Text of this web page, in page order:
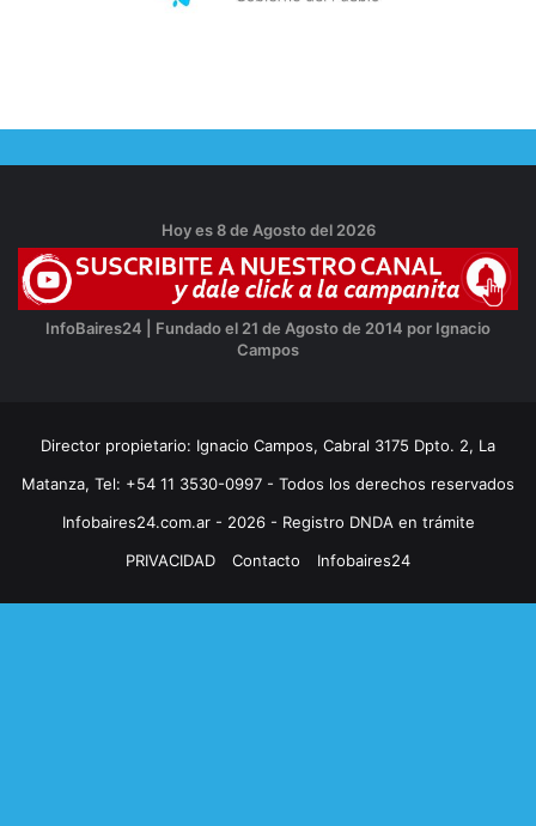
Hoy es 8 de Agosto del 2026
InfoBaires24 | Fundado el 21 de Agosto de 2014 por Ignacio
Campos
Director propietario: Ignacio Campos, Cabral 3175 Dpto. 2, La
Matanza, Tel: +54 11 3530-0997 - Todos los derechos reservados
Infobaires24.com.ar - 2026 - Registro DNDA en trámite
PRIVACIDAD
Contacto Infobaires24